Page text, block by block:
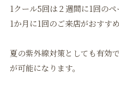
1クール5回は２週間に1回の
1か月に1回のご来店がおすすめ
夏の紫外線対策としても有効
が可能になります。